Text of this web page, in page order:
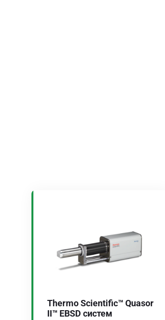
Thermo Scientific™ Quasor
II™ EBSD систем